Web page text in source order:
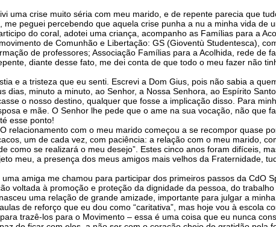
uma crise muito séria com meu marido, e de repente parecia que
peguei percebendo que aquela crise punha a nu a minha vida de
do coral, adotei uma criança, acompanho as Famílias para a
de Comunhão e Libertação: GS (Gioventù Studentesca),
de professores; Associação Famílias para a Acolhida, rede de
diante desse fato, me dei conta de que todo o meu fazer não
e a tristeza que eu senti. Escrevi a Dom Gius, pois não sabia a
minuto a minuto, ao Senhor, a Nossa Senhora, ao Espírito
o nosso destino, qualquer que fosse a implicação disso. Para
e mãe. O Senhor lhe pede que o ame na sua vocação, não que
esse ponto!
com o meu marido começou a se recompor quase
um de cada vez, com paciência: a relação com o meu marido,
se realizará o meu desejo”. Estes cinco anos foram difíceis,
meu, a presença dos meus amigos mais velhos da Fraternidade,
amiga me chamou para participar dos primeiros passos da CdO
voltada à promoção e proteção da dignidade da pessoa, do
uma relação de grande amizade, importante para julgar a
de reforço que eu dou como “caritativa”, mas hoje vou à escola
trazê-los para o Movimento – essa é uma coisa que eu nunca